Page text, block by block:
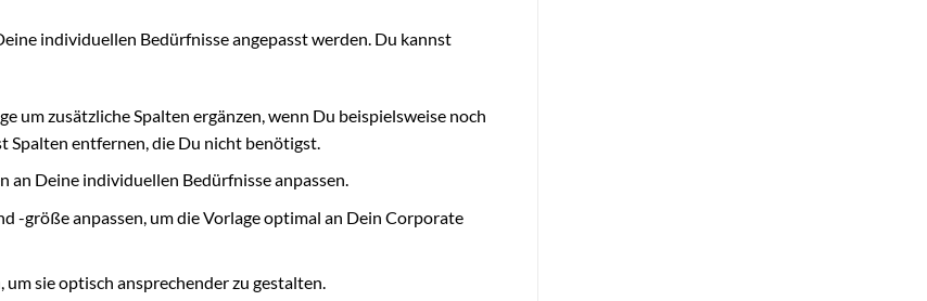
individuellen Bedürfnisse angepasst werden. Du kannst
um zusätzliche Spalten ergänzen, wenn Du beispielsweise noch
entfernen, die Du nicht benötigst.
Deine individuellen Bedürfnisse anpassen.
-größe anpassen, um die Vorlage optimal an Dein Corporate
sie optisch ansprechender zu gestalten.